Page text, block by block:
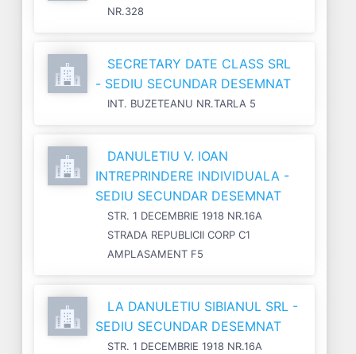
NR.328
SECRETARY DATE CLASS SRL
- SEDIU SECUNDAR DESEMNAT
INT. BUZETEANU NR.TARLA 5
DANULETIU V. IOAN
INTREPRINDERE INDIVIDUALA -
SEDIU SECUNDAR DESEMNAT
STR. 1 DECEMBRIE 1918 NR.16A
STRADA REPUBLICII CORP C1
AMPLASAMENT F5
LA DANULETIU SIBIANUL SRL -
SEDIU SECUNDAR DESEMNAT
STR. 1 DECEMBRIE 1918 NR.16A